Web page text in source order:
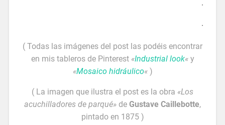
·
·
( Todas las imágenes del post las podéis encontrar
en mis tableros de Pinterest«Industrial look«y
«Mosaico hidráulico«)
( La imagen que ilustra el post es la obra «Los
acuchilladores de parqué» de Gustave Caillebotte,
pintado en 1875 )